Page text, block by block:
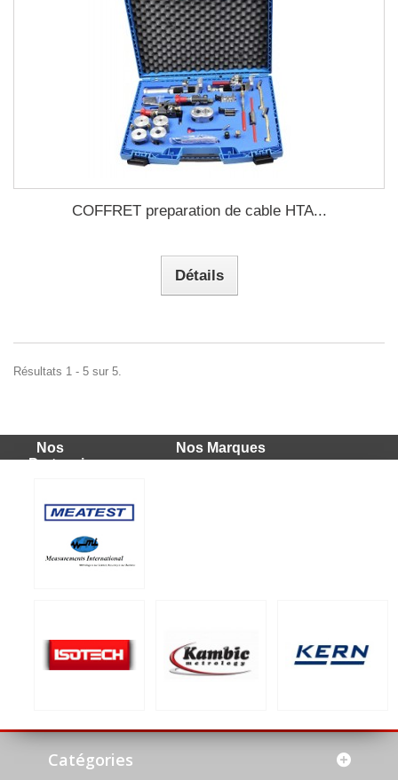
COFFRET preparation de cable HTA...
Détails
Résultats 1 - 5 sur 5.
Nos
Partenaires
Nos Marques
Catégories